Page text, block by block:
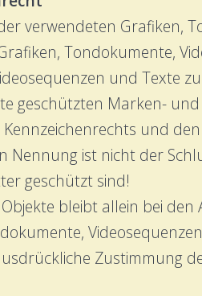
verwendeten Grafiken,
Tondokumente,
und Texte
geschützten Marken- und
und
ist nicht der
geschützt sind!
bleibt allein bei
Zustimmung